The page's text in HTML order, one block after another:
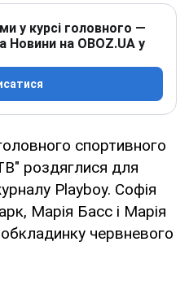
у курсі головного —
Новини на OBOZ.UA у
спортивного
роздяглися для
Playboy. Софія
Марія Басс і Марія
червневого